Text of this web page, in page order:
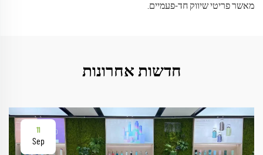
מאשר פריטי שיווק חד-פעמיים.
חדשות אחרונות
11
Sep